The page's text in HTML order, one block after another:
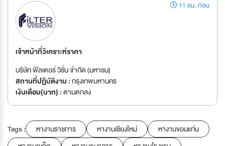
11 ชม. ก่อน
เจ้าหน้าที่วิเคราะห์ราคา
บริษัท ฟิลเตอร์ วิชั่น จำกัด (มหาชน)
สถานที่ปฏิบัติงาน :กรุงเทพมหานคร
เงินเดือน(บาท) :ตามตกลง
Tags : หางานราชการ หางานเชียงใหม่
หางานขอนแก่น